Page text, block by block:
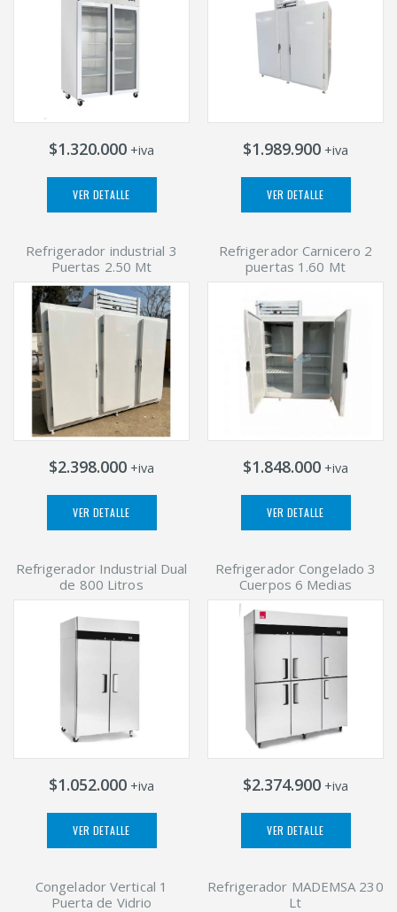
$1.320.000 +iva
VER DETALLE
$1.989.900 +iva
VER DETALLE
Refrigerador industrial 3
Puertas 2.50 Mt
$2.398.000 +iva
VER DETALLE
Refrigerador Carnicero 2
puertas 1.60 Mt
$1.848.000 +iva
VER DETALLE
Refrigerador Industrial Dual
de 800 Litros
$1.052.000 +iva
VER DETALLE
Refrigerador Congelado 3
Cuerpos 6 Medias
$2.374.900 +iva
VER DETALLE
Congelador Vertical 1
Puerta de Vidrio
Refrigerador MADEMSA 230
Lt